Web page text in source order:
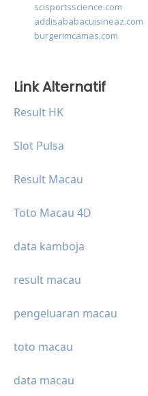
scisportsscience.com
addisababacuisineaz.com
burgerimcamas.com
Link Alternatif
Result HK
Slot Pulsa
Result Macau
Toto Macau 4D
data kamboja
result macau
pengeluaran macau
toto macau
data macau